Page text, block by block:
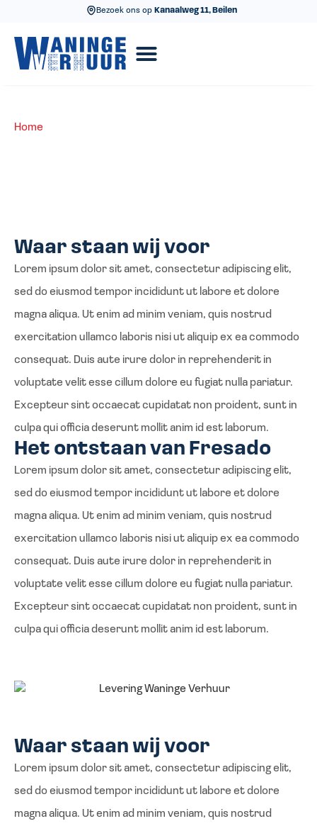
Bezoek ons op Kanaalweg 11, Beilen
Home
Waar staan wij voor
Lorem ipsum dolor sit amet, consectetur adipiscing elit,
sed do eiusmod tempor incididunt ut labore et dolore
magna aliqua. Ut enim ad minim veniam, quis nostrud
exercitation ullamco laboris nisi ut aliquip ex ea commodo
consequat. Duis aute irure dolor in reprehenderit in
voluptate velit esse cillum dolore eu fugiat nulla pariatur.
Excepteur sint occaecat cupidatat non proident, sunt in
culpa qui officia deserunt mollit anim id est laborum.
Het ontstaan van Fresado
Lorem ipsum dolor sit amet, consectetur adipiscing elit,
sed do eiusmod tempor incididunt ut labore et dolore
magna aliqua. Ut enim ad minim veniam, quis nostrud
exercitation ullamco laboris nisi ut aliquip ex ea commodo
consequat. Duis aute irure dolor in reprehenderit in
voluptate velit esse cillum dolore eu fugiat nulla pariatur.
Excepteur sint occaecat cupidatat non proident, sunt in
culpa qui officia deserunt mollit anim id est laborum.
Waar staan wij voor
Lorem ipsum dolor sit amet, consectetur adipiscing elit,
sed do eiusmod tempor incididunt ut labore et dolore
magna aliqua. Ut enim ad minim veniam, quis nostrud